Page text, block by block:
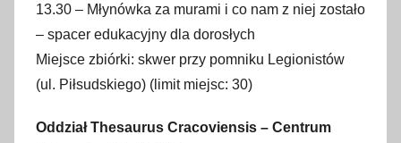
13.30 – Młynówka za murami i co nam z niej zostało
– spacer edukacyjny dla dorosłych
Miejsce zbiórki: skwer przy pomniku Legionistów
(ul. Piłsudskiego) (limit miejsc: 30)
Oddział Thesaurus Cracoviensis – Centrum